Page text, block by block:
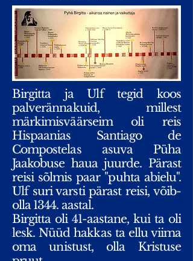
Birgitta ja Ulf tegid koos
palverännakuid, millest
märkimisväärseim oli reis
Hispaanias Santiago de
Compostelas asuva Püha
Jaakobuse haua juurde. Pärast
reisi sõlmis paar "puhta abielu".
Ulf suri varsti pärast reisi, võib-
olla 1344. aastal.
Birgitta oli 41-aastane, kui ta oli
lesk. Nüüd hakkas ta ellu viima
oma unistust, olla Kristuse